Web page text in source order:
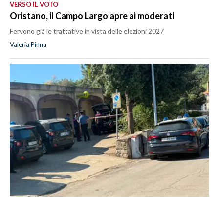
VERSO IL VOTO
Oristano, il Campo Largo apre ai moderati
Fervono già le trattative in vista delle elezioni 2027
Valeria Pinna